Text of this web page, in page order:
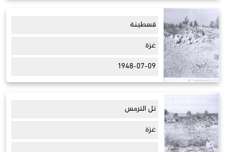
قسطينة
غزة
1948-07-09
تل الترمس
غزة